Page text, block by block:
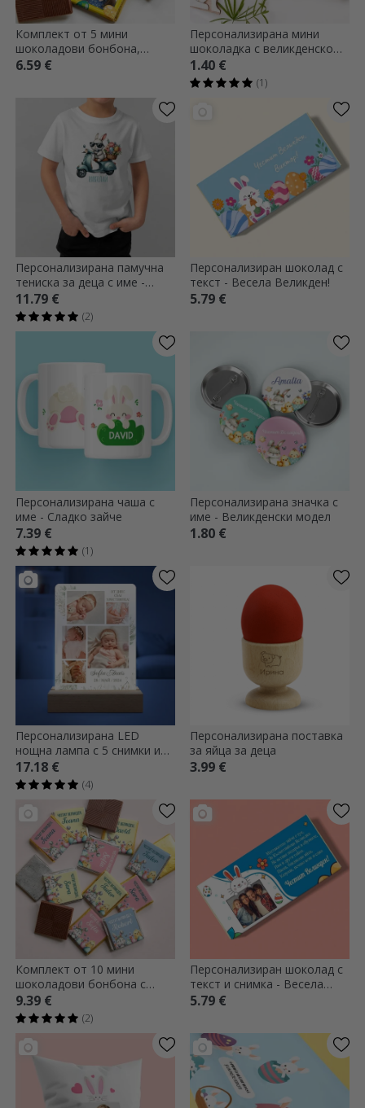
Комплект от 5 мини
шоколадови бонбона,
персонализирани с
6.59 €
Персонализирана мини
шоколадка с великденско
послание
1.40 €
(1)
Персонализирана памучна
тениска за деца с име -
Готино зайче
11.79 €
(2)
Персонализиран шоколад с
текст - Весела Великден!
5.79 €
Персонализирана чаша с
име - Сладко зайче
7.39 €
(1)
Персонализирана значка с
име - Великденски модел
1.80 €
Персонализирана LED
нощна лампа с 5 снимки и
текст - бебе
17.18 €
(4)
Персонализирана поставка
за яйца за деца
3.99 €
Комплект от 10 мини
шоколадови бонбона с
персонализирано послание
- Весела Великден!
9.39 €
(2)
Персонализиран шоколад с
текст и снимка - Весела
Великден!
5.79 €